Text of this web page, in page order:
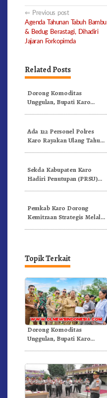
Post
navigation
Previous post
Agenda Tahunan Tabuh Bambu
& Bedug Berastagi, Dihadiri
Jajaran Forkopimda
Related Posts
Dorong Komoditas
Unggulan, Bupati Karo
Ada 122 Personel Polres
Karo Rayakan Ulang Tahun
Sekda Kabupaten Karo
Hadiri Penutupan (PRSU)
Pemkab Karo Dorong
Kemitraan Strategis Melalui
Topik Terkait
Dorong Komoditas
Unggulan, Bupati Karo